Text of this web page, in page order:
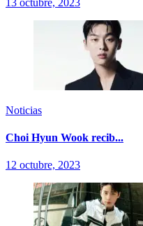
13 octubre, 2023
Noticias
Choi Hyun Wook recib...
12 octubre, 2023